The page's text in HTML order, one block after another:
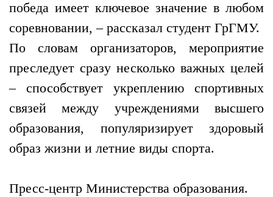
победа имеет ключевое значение в любом
соревновании, – рассказал студент ГрГМУ.
По словам организаторов, мероприятие
преследует сразу несколько важных целей
– способствует укреплению спортивных
связей между учреждениями высшего
образования, популяризирует здоровый
образ жизни и летние виды спорта.
Пресс-центр Министерства образования.